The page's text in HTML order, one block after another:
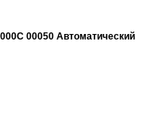
00050 Автоматический